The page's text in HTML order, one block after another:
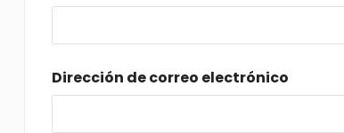
Dirección de correo electrónico